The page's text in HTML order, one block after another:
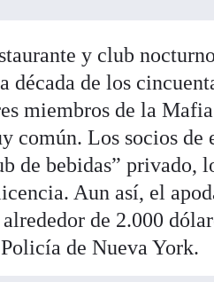
y club
década de los
miembros de la
común. Los socios de
de bebidas” privado,
Aun así, el
de 2.000
de Nueva York.